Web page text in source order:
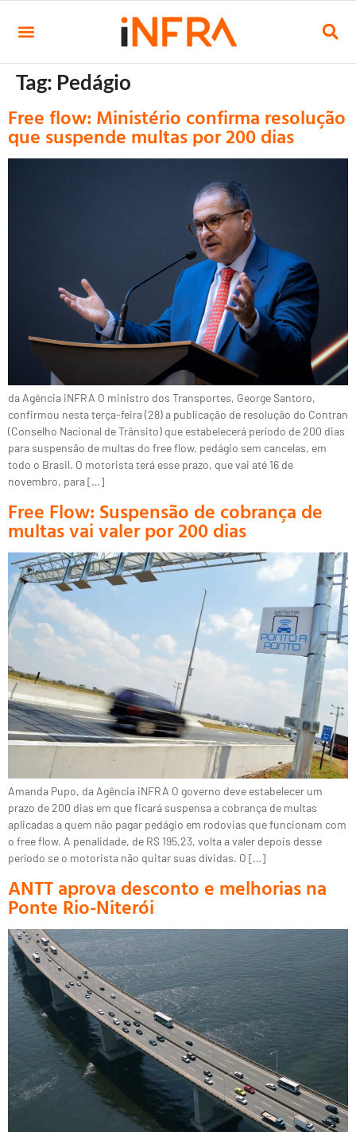
Tag: Pedágio
Free flow: Ministério confirma resolução
que suspende multas por 200 dias
da Agência iNFRA O ministro dos Transportes, George Santoro,
confirmou nesta terça-feira (28) a publicação de resolução do Contran
(Conselho Nacional de Trânsito) que estabelecerá período de 200 dias
para suspensão de multas do free flow, pedágio sem cancelas, em
todo o Brasil. O motorista terá esse prazo, que vai até 16 de
novembro, para […]
Free Flow: Suspensão de cobrança de
multas vai valer por 200 dias
Amanda Pupo, da Agência iNFRA O governo deve estabelecer um
prazo de 200 dias em que ficará suspensa a cobrança de multas
aplicadas a quem não pagar pedágio em rodovias que funcionam com
o free flow. A penalidade, de R$ 195,23, volta a valer depois desse
período se o motorista não quitar suas dívidas. O […]
ANTT aprova desconto e melhorias na
Ponte Rio-Niterói